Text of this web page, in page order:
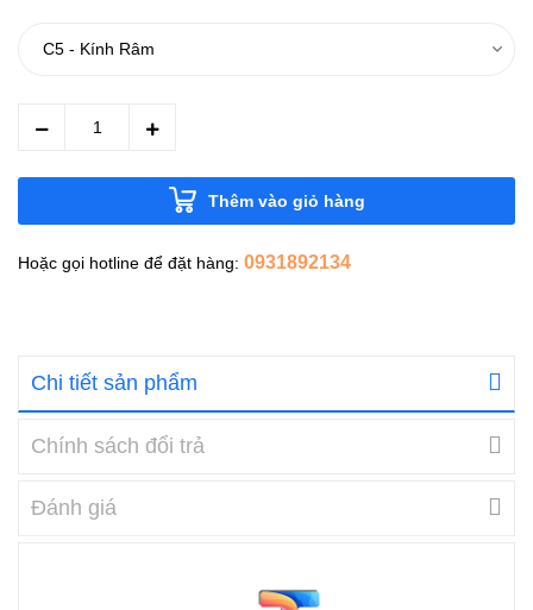
Thêm vào giỏ hàng
Hoặc gọi hotline để đặt hàng: 0931892134
Chi tiết sản phẩm
Chính sách đổi trả
Đánh giá